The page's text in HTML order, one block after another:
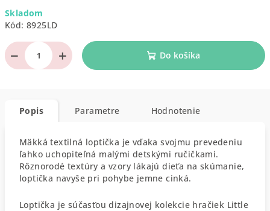
cena:
Skladom
Kód: 8925LD
+
− Do košíka
Popis Parametre Hodnotenie
Mäkká textilná loptička je vďaka svojmu prevedeniu
ľahko uchopiteľná malými detskými ručičkami.
Rôznorodé textúry a vzory lákajú dieťa na skúmanie,
loptička navyše pri pohybe jemne cinká.
Loptička je súčasťou dizajnovej kolekcie hračiek Little